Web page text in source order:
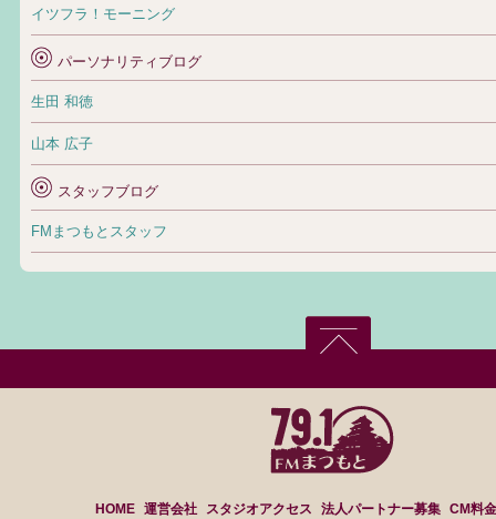
イツフラ！モーニング
パーソナリティブログ
生田 和徳
山本 広子
スタッフブログ
FMまつもとスタッフ
HOME 運営会社 スタジオアクセス 法人パートナー募集 CM料